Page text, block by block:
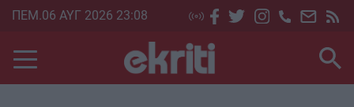
Skip
main
content
ΠΕΜ.06 ΑΥΓ 2026 23:08